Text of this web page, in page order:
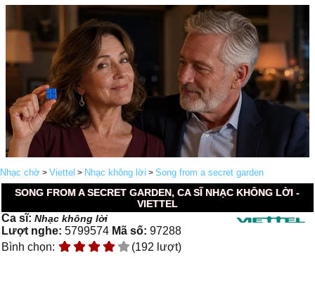
Nhạc chờ > Viettel > Nhạc không lời > Song from a secret garden
SONG FROM A SECRET GARDEN, CA SĨ NHẠC KHÔNG LỜI -
VIETTEL
Ca sĩ:Nhạc không lời
Lượt nghe: 5799574 Mã số: 97288
Bình chọn:
(192 lượt)